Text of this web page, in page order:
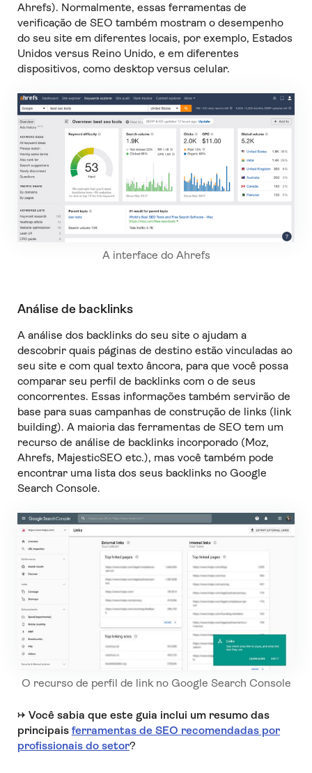
Ahrefs). Normalmente, essas ferramentas de
verificação de SEO também mostram o desempenho
do seu site em diferentes locais, por exemplo, Estados
Unidos versus Reino Unido, e em diferentes
dispositivos, como desktop versus celular.
A interface do Ahrefs
Análise de backlinks
A análise dos backlinks do seu site o ajudam a
descobrir quais páginas de destino estão vinculadas ao
seu site e com qual texto âncora, para que você possa
comparar seu perfil de backlinks com o de seus
concorrentes. Essas informações também servirão de
base para suas campanhas de construção de links (link
building). A maioria das ferramentas de SEO tem um
recurso de análise de backlinks incorporado (Moz,
Ahrefs, MajesticSEO etc.), mas você também pode
encontrar uma lista dos seus backlinks no Google
Search Console.
O recurso de perfil de link no Google Search Console
→ Você sabia que este guia inclui um resumo das
principais ferramentas de SEO recomendadas por
profissionais do setor?